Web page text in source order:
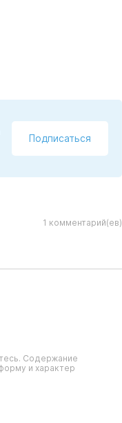
Подписаться
1 комментарий(ев)
Содержание
и характер